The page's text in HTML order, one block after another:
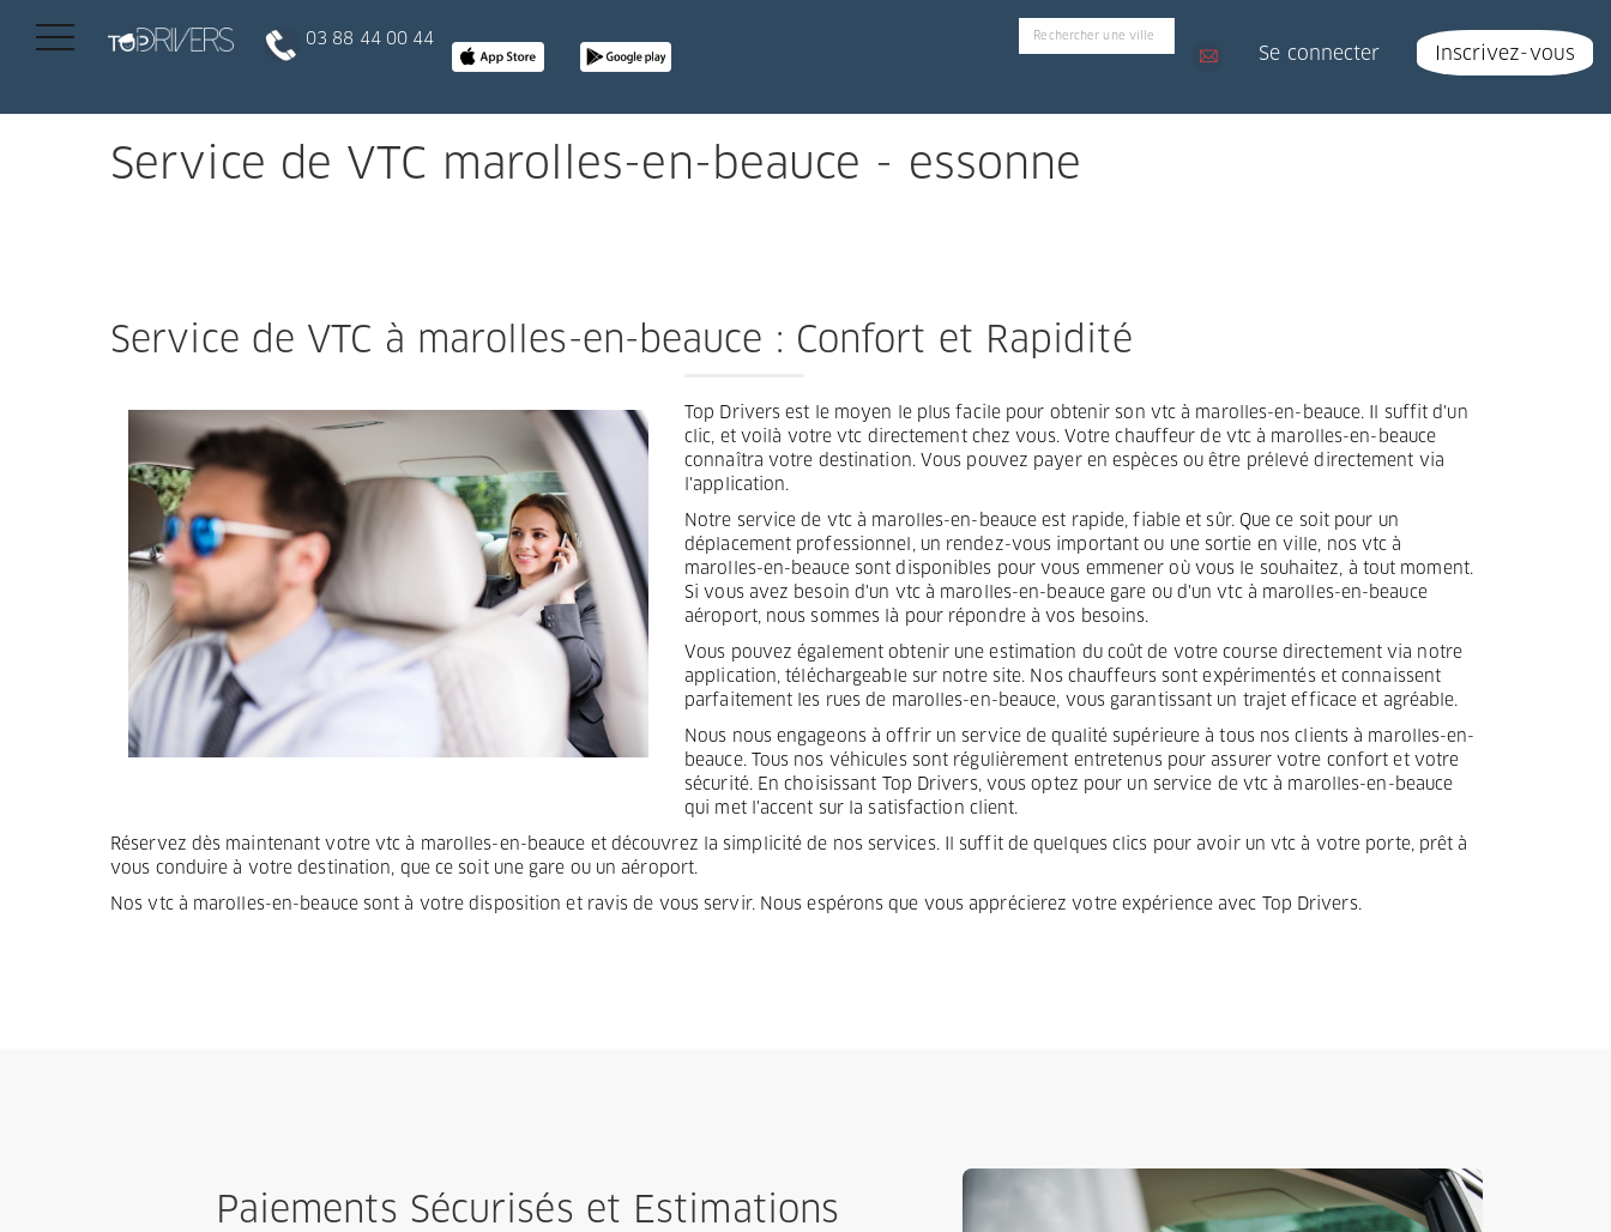
INSCRIPTION CLIENT
Réserver votre course
Politique de confidentialité
Termes et Conditions
Mentions légales
03 88 44 00 44
Se connecter Inscrivez-vous
Service de VTC marolles-en-beauce - essonne
Service de VTC à marolles-en-beauce : Confort et Rapidité
Top Drivers est le moyen le plus facile pour obtenir son vtc à marolles-en-beauce. Il suffit d'un
clic, et voilà votre vtc directement chez vous. Votre chauffeur de vtc à marolles-en-beauce
connaîtra votre destination. Vous pouvez payer en espèces ou être prélevé directement via
l'application.
Notre service de vtc à marolles-en-beauce est rapide, fiable et sûr. Que ce soit pour un
déplacement professionnel, un rendez-vous important ou une sortie en ville, nos vtc à
marolles-en-beauce sont disponibles pour vous emmener où vous le souhaitez, à tout moment.
Si vous avez besoin d'un vtc à marolles-en-beauce gare ou d'un vtc à marolles-en-beauce
aéroport, nous sommes là pour répondre à vos besoins.
Vous pouvez également obtenir une estimation du coût de votre course directement via notre
application, téléchargeable sur notre site. Nos chauffeurs sont expérimentés et connaissent
parfaitement les rues de marolles-en-beauce, vous garantissant un trajet efficace et agréable.
Nous nous engageons à offrir un service de qualité supérieure à tous nos clients à marolles-en-
beauce. Tous nos véhicules sont régulièrement entretenus pour assurer votre confort et votre
sécurité. En choisissant Top Drivers, vous optez pour un service de vtc à marolles-en-beauce
qui met l'accent sur la satisfaction client.
Réservez dès maintenant votre vtc à marolles-en-beauce et découvrez la simplicité de nos services. Il suffit de quelques clics pour avoir un vtc à votre porte, prêt à
vous conduire à votre destination, que ce soit une gare ou un aéroport.
Nos vtc à marolles-en-beauce sont à votre disposition et ravis de vous servir. Nous espérons que vous apprécierez votre expérience avec Top Drivers.
Paiements Sécurisés et Estimations